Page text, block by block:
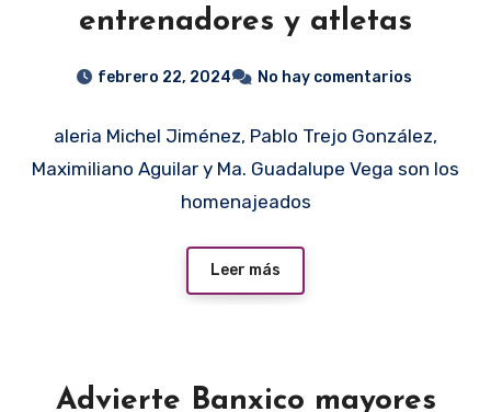
entrenadores y atletas
febrero 22, 2024 No hay comentarios
aleria Michel Jiménez, Pablo Trejo González,
Maximiliano Aguilar y Ma. Guadalupe Vega son los
homenajeados
Leer más
Advierte Banxico mayores